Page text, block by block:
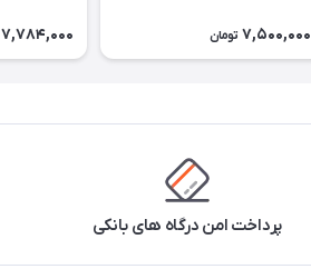
7,500,000 تومان 7,784,000
پرداخت امن درگاه های بانکی